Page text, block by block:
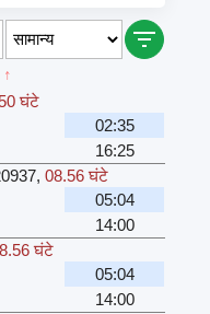
घंटे
02:35
16:25
,08.56 घंटे
05:04
14:00
घंटे
05:04
14:00